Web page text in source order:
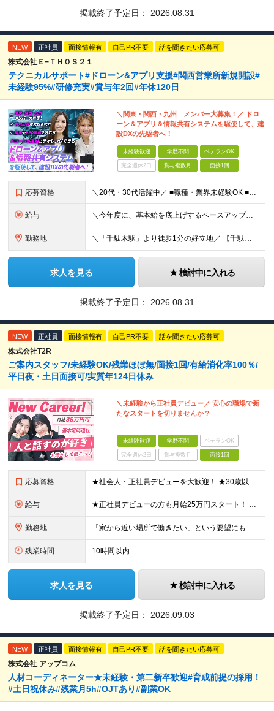
掲載終了予定日： 2026.08.31
NEW 正社員 面接情報有 自己PR不要 話を聞きたい応募可
株式会社Ｅ−ＴＨＯＳ２１
テクニカルサポート#ドローン&アプリ支援#関西営業所新規開設#
未経験95%#研修充実#賞与年2回#年休120日
＼関東・関西・九州 メンバー大募集！／ ドロ
ーン＆アプリ＆情報共有システムを駆使して、建
設DXの先駆者へ！
未経験歓迎 学歴不問 ベテランOK
完全週休2日 賞与複数月 面接1回
応募資格 ＼20代・30代活躍中／ ■職種・業界未経験OK ■第二新卒歓迎 ■学歴不問 ＼こんな方にぴったりです／ ◎ドローン操縦、最新のガジェット、映像クリエイティブに興味がある方 ◎ゲームや機械をいじるの
給与 ＼今年度に、基本給を底上げするベースアップを実施！／ ◆月給23万～40万円＋賞与年2回＋交通費全額支給 ※経験・資格・能力等を考慮の上、当社規定により優遇します。 ※上記の金額に加えて、時間外手当
勤務地 ＼「千駄木駅」より徒歩1分の好立地／ 【千駄木営業所】 東京都文京区千駄木3-31-12 ワコーレ千駄木ビル4階 ☆他の拠点でも募集中！ 【関西営業所】 大阪府大阪市西区西本町1-7-21 ニシモト
求人を見る 検討中に入れる
掲載終了予定日： 2026.08.31
NEW 正社員 面接情報有 自己PR不要 話を聞きたい応募可
株式会社T2R
ご案内スタッフ/未経験OK/残業ほぼ無/面接1回/有給消化率100％/
平日夜・土日面接可/実質年124日休み
＼未経験から正社員デビュー／ 安心の職場で新
たなスタートを切りませんか？
未経験歓迎 学歴不問 ベテランOK
完全週休2日 賞与複数月 面接1回
応募資格 ★社会人・正社員デビューを大歓迎！ ★30歳以下限定（※若年層の長期キャリア形成のため） ★学歴・経験一切不問！ -------【採用担当】より------------ 「過去は変えられないけど、未
給与 ★正社員デビューの方も月給25万円スタート！ ★プロジェクト先でインセンティブが出ることもあります◎ ＼未経験1年目想定年収：348万円～468万円／ 月給：25万円～35万円＋交通費全額支給＋資格
勤務地 「家から近い場所で働きたい」という要望にもお応えします！※実例あり ★一都三県（東京都・埼玉県・神奈川県・千葉県）のいずれかの携帯ショップやイベント会場に配属 ■本社 東京都豊島区南池袋2-33-7
残業時間 10時間以内
求人を見る 検討中に入れる
掲載終了予定日： 2026.09.03
NEW 正社員 面接情報有 自己PR不要 話を聞きたい応募可
株式会社 アップコム
人材コーディネーター★未経験・第二新卒歓迎#育成前提の採用！
#土日祝休み#残業月5h#OJTあり#副業OK